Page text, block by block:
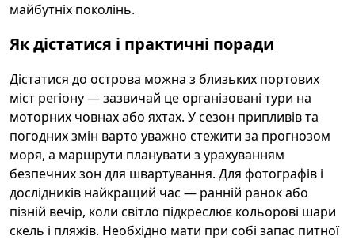
майбутніх поколінь.
Як дістатися і практичні поради
Дістатися до острова можна з близьких портових
міст регіону — зазвичай це організовані тури на
моторних човнах або яхтах. У сезон припливів та
погодних змін варто уважно стежити за прогнозом
моря, а маршрути планувати з урахуванням
безпечних зон для швартування. Для фотографів і
дослідників найкращий час — ранній ранок або
пізній вечір, коли світло підкреслює кольорові шари
скель і пляжів. Необхідно мати при собі запас питної